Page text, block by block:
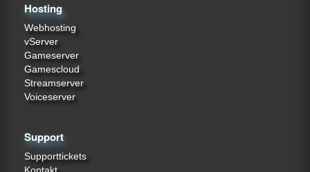
Hosting
Webhosting
vServer
Gameserver
Gamescloud
Streamserver
Voiceserver
Support
Supporttickets